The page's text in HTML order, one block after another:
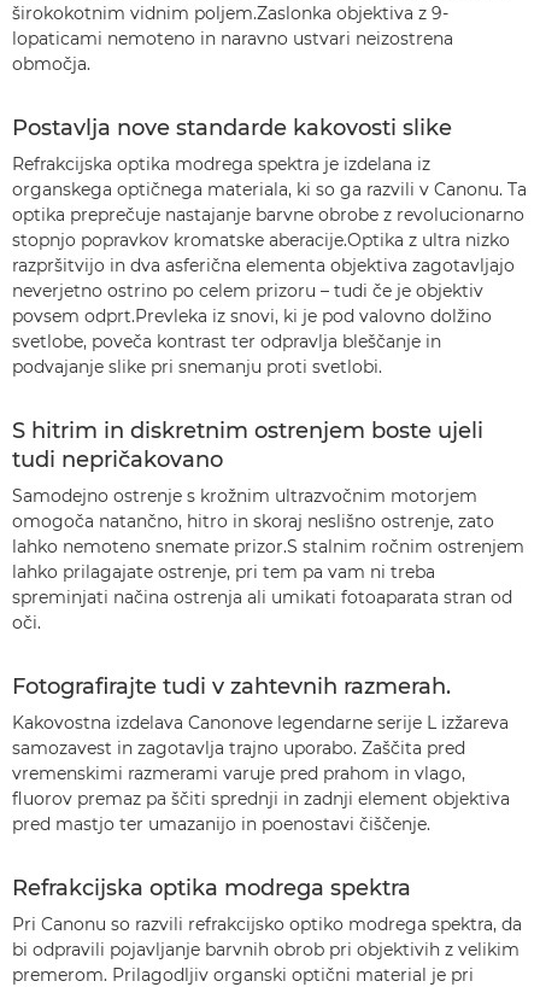
širokokotnim vidnim poljem.Zaslonka objektiva z 9-
lopaticami nemoteno in naravno ustvari neizostrena
območja.
Postavlja nove standarde kakovosti slike
Refrakcijska optika modrega spektra je izdelana iz
organskega optičnega materiala, ki so ga razvili v Canonu. Ta
optika preprečuje nastajanje barvne obrobe z revolucionarno
stopnjo popravkov kromatske aberacije.Optika z ultra nizko
razpršitvijo in dva asferična elementa objektiva zagotavljajo
neverjetno ostrino po celem prizoru – tudi če je objektiv
povsem odprt.Prevleka iz snovi, ki je pod valovno dolžino
svetlobe, poveča kontrast ter odpravlja bleščanje in
podvajanje slike pri snemanju proti svetlobi.
S hitrim in diskretnim ostrenjem boste ujeli
tudi nepričakovano
Samodejno ostrenje s krožnim ultrazvočnim motorjem
omogoča natančno, hitro in skoraj neslišno ostrenje, zato
lahko nemoteno snemate prizor.S stalnim ročnim ostrenjem
lahko prilagajate ostrenje, pri tem pa vam ni treba
spreminjati načina ostrenja ali umikati fotoaparata stran od
oči.
Fotografirajte tudi v zahtevnih razmerah.
Kakovostna izdelava Canonove legendarne serije L izžareva
samozavest in zagotavlja trajno uporabo. Zaščita pred
vremenskimi razmerami varuje pred prahom in vlago,
fluorov premaz pa ščiti sprednji in zadnji element objektiva
pred mastjo ter umazanijo in poenostavi čiščenje.
Refrakcijska optika modrega spektra
Pri Canonu so razvili refrakcijsko optiko modrega spektra, da
bi odpravili pojavljanje barvnih obrob pri objektivih z velikim
premerom. Prilagodljiv organski optični material je pri